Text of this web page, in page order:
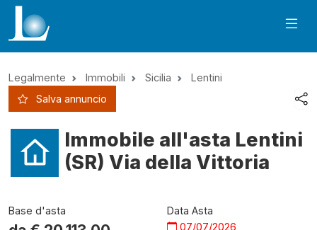
Legalmente Immobili Sicilia
Lentini
Salva annuncio
Immobile all'asta Lentini
(SR) Via della Vittoria
Base d'asta
Data Asta
07/07/2026